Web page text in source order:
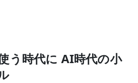
う時代に AI時代の小